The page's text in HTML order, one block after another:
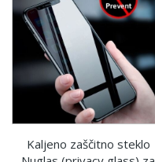
Kaljeno zaščitno steklo